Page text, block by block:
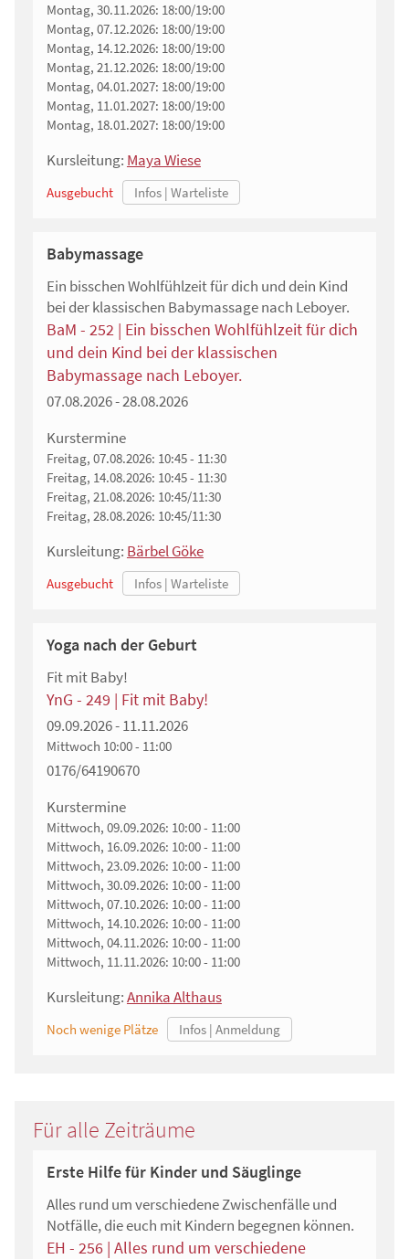
Montag, 30.11.2026: 18:00/19:00
Montag, 07.12.2026: 18:00/19:00
Montag, 14.12.2026: 18:00/19:00
Montag, 21.12.2026: 18:00/19:00
Montag, 04.01.2027: 18:00/19:00
Montag, 11.01.2027: 18:00/19:00
Montag, 18.01.2027: 18:00/19:00
Kursleitung: Maya Wiese
Ausgebucht
Babymassage
Ein bisschen Wohlfühlzeit für dich und dein Kind
bei der klassischen Babymassage nach Leboyer.
BaM - 252 | Ein bisschen Wohlfühlzeit für dich
und dein Kind bei der klassischen
Babymassage nach Leboyer.
07.08.2026 - 28.08.2026
Kurstermine
Freitag, 07.08.2026: 10:45 - 11:30
Freitag, 14.08.2026: 10:45 - 11:30
Freitag, 21.08.2026: 10:45/11:30
Freitag, 28.08.2026: 10:45/11:30
Kursleitung: Bärbel Göke
Ausgebucht
Yoga nach der Geburt
Fit mit Baby!
YnG - 249 | Fit mit Baby!
09.09.2026 - 11.11.2026
Mittwoch 10:00 - 11:00
0176/64190670
Kurstermine
Mittwoch, 09.09.2026: 10:00 - 11:00
Mittwoch, 16.09.2026: 10:00 - 11:00
Mittwoch, 23.09.2026: 10:00 - 11:00
Mittwoch, 30.09.2026: 10:00 - 11:00
Mittwoch, 07.10.2026: 10:00 - 11:00
Mittwoch, 14.10.2026: 10:00 - 11:00
Mittwoch, 04.11.2026: 10:00 - 11:00
Mittwoch, 11.11.2026: 10:00 - 11:00
Kursleitung:Annika Althaus
Noch wenige Plätze
Für alle Zeiträume
Erste Hilfe für Kinder und Säuglinge
Alles rund um verschiedene Zwischenfälle und
Notfälle, die euch mit Kindern begegnen können.
EH - 256 | Alles rund um verschiedene